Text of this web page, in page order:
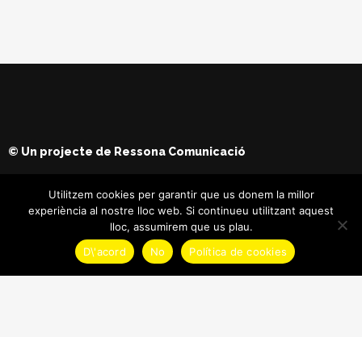
© Un projecte de Ressona Comunicació
Utilitzem cookies per garantir que us donem la millor
experiència al nostre lloc web. Si continueu utilitzant aquest
lloc, assumirem que us plau.
D\'acord
No Política de cookies